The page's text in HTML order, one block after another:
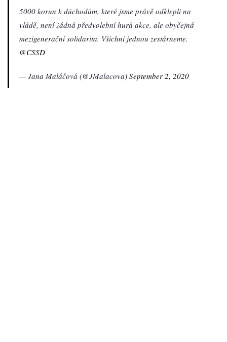
5000 korun k důchodům, které jsme právě odklepli na
vládě, není žádná předvolební hurá akce, ale obyčejná
mezigenerační solidarita. Všichni jednou zestárneme.
@CSSD
— Jana Maláčová (@JMalacova) September 2, 2020